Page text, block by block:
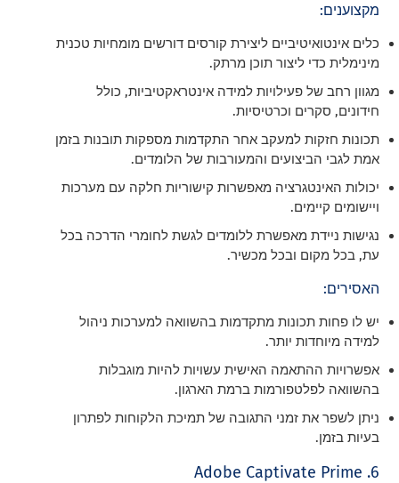
מקצוענים:
כלים אינטואיטיביים ליצירת קורסים דורשים מומחיות טכנית
מינימלית כדי ליצור תוכן מרתק.
מגוון רחב של פעילויות למידה אינטראקטיביות, כולל
חידונים, סקרים וכרטיסיות.
תכונות חזקות למעקב אחר התקדמות מספקות תובנות בזמן
אמת לגבי הביצועים והמעורבות של הלומדים.
יכולות האינטגרציה מאפשרות קישוריות חלקה עם מערכות
ויישומים קיימים.
נגישות ניידת מאפשרת ללומדים לגשת לחומרי הדרכה בכל
עת, בכל מקום ובכל מכשיר.
האסירים:
יש לו פחות תכונות מתקדמות בהשוואה למערכות ניהול
למידה מיוחדות יותר.
אפשרויות ההתאמה האישית עשויות להיות מוגבלות
בהשוואה לפלטפורמות ברמת הארגון.
ניתן לשפר את זמני התגובה של תמיכת הלקוחות לפתרון
בעיות בזמן.
6. Adobe Captivate Prime